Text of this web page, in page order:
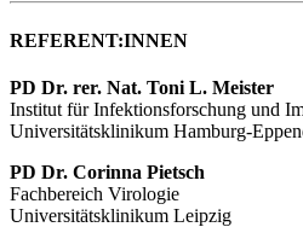
REFERENT:INNEN
PD Dr. rer. Nat. Toni L. Meister
Institut für Infektionsforschung und
Universitätsklinikum Hamburg-
PD Dr. Corinna Pietsch
Fachbereich Virologie
Universitätsklinikum Leipzig